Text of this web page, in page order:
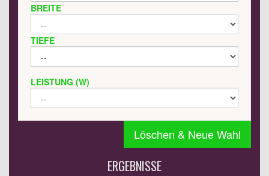
BREITE
TIEFE
LEISTUNG (W)
Löschen & Neue Wahl
ERGEBNISSE